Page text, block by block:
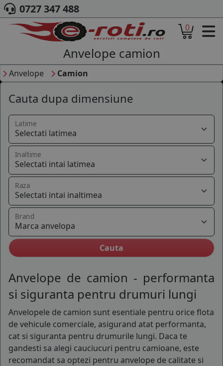
ACASA
DESPRE NOI
ANVELOPE
AUTO
MOTO
AGROINDUSTRIALE
PRODUCATORI ANVELOPE
MARCA AUTO
BLOG
B2B - COLABORARE COMPANII
CONT
CONTACT
COS (0 PRODUSE)
0727 347 488
0
Anvelope camion
Anvelope Camion
Cauta dupa dimensiune
Latime
Inaltime
Raza
Brand
Anvelope de camion - performanta
si siguranta pentru drumuri lungi
Anvelopele de camion sunt esentiale pentru orice flota
de vehicule comerciale, asigurand atat performanta,
cat si siguranta pentru drumurile lungi. Daca te
gandesti sa alegi cauciucuri pentru camioane, este
recomandat sa optezi pentru anvelope de calitate si